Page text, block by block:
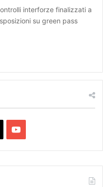
interforze finalizzati a
su green pass
o
u